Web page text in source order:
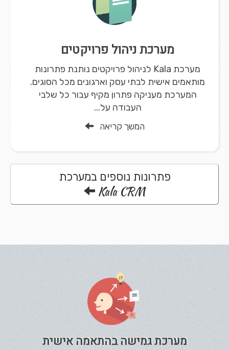
מערכת ניהול פרויקטים
מערכת Kala לניהול פרויקטים נותנת פתרונות
מותאמים אישית לבתי עסק וארגונים מכל הסוגים.
המערכת מעניקה פתרון מקיף עבור כל שלבי
העבודה על...
המשך קריאה
פתרונות נוספים במערכת
Kala CRM
מערכת גמישה בהתאמה אישית